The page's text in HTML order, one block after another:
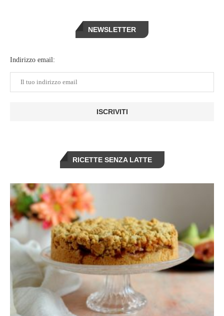
NEWSLETTER
Indirizzo email:
RICETTE SENZA LATTE